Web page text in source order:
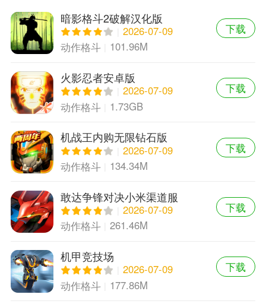
暗影格斗2破解汉化版
2026-07-09
动作格斗
101.96M
下载
火影忍者安卓版
2026-07-09
动作格斗
1.73GB
下载
机战王内购无限钻石版
2026-07-09
动作格斗
134.34M
下载
敢达争锋对决小米渠道服
2026-07-09
动作格斗
261.46M
下载
机甲竞技场
2026-07-09
动作格斗
177.86M
下载